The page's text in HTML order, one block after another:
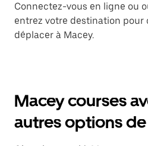
Connectez-vous en ligne ou
entrez votre destination pour
déplacer à Macey.
Macey courses
autres options